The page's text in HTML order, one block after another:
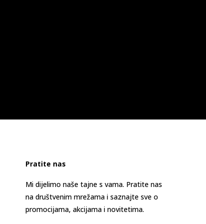
Pratite nas
Mi dijelimo naše tajne s vama. Pratite nas
na društvenim mrežama i saznajte sve o
promocijama, akcijama i novitetima.